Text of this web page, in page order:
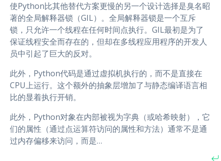
使Python比其他替代方案更慢的另一个设计选择是臭名昭
著的全局解释器锁（GIL）。全局解释器锁是一个互斥
锁，只允许一个线程在任何时间点执行。GIL最初是为了
保证线程安全而存在的，但却在多线程应用程序的开发人
员中引起了巨大的反对。
此外，Python代码是通过虚拟机执行的，而不是直接在
CPU上运行。这个额外的抽象层增加了与静态编译语言相
比的显着执行开销。
此外，Python对象在内部被视为字典（或哈希映射），它
们的属性（通过点运算符访问的属性和方法）通常不是通
过内存偏移来访问，而是…